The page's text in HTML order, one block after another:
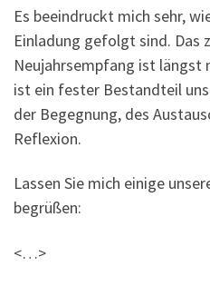
Es beeindruckt mich sehr,
Einladung gefolgt sind. Das
Neujahrsempfang ist längst
ist ein fester Bestandteil
der Begegnung, des
Reflexion.
Lassen Sie mich einige
begrüßen:
<…>